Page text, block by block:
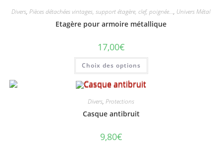
Divers, Pièces détachées vintages, support étagère, clef, poignée..., Univers Métal
Etagère pour armoire métallique
17,00€
Choix des options
Ce
a
Divers, Protections
Casque antibruit
9,80€